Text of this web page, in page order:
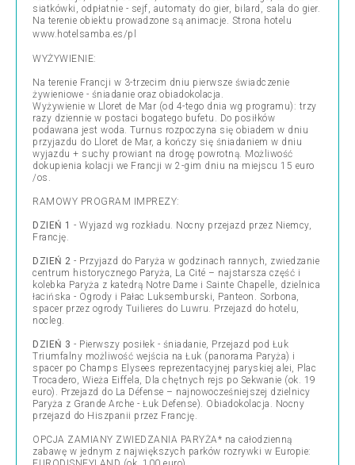
siatkówki, odpłatnie - sejf, automaty do gier, bilard, sala do gier.
Na terenie obiektu prowadzone są animacje. Strona hotelu
www.hotelsamba.es/pl
WYŻYWIENIE:
Na terenie Francji w 3-trzecim dniu pierwsze świadczenie
żywieniowe - śniadanie oraz obiadokolacja.
Wyżywienie w Lloret de Mar (od 4-tego dnia wg programu): trzy
razy dziennie w postaci bogatego bufetu. Do posiłków
podawana jest woda. Turnus rozpoczyna się obiadem w dniu
przyjazdu do Lloret de Mar, a kończy się śniadaniem w dniu
wyjazdu + suchy prowiant na drogę powrotną. Możliwość
dokupienia kolacji we Francji w 2-gim dniu na miejscu 15 euro
/os.
RAMOWY PROGRAM IMPREZY:
DZIEŃ 1 - Wyjazd wg rozkładu. Nocny przejazd przez Niemcy,
Francję.
DZIEŃ 2 - Przyjazd do Paryża w godzinach rannych, zwiedzanie
centrum historycznego Paryża, La Cité – najstarsza część i
kolebka Paryża z katedrą Notre Dame i Sainte Chapelle, dzielnica
łacińska - Ogrody i Pałac Luksemburski, Panteon. Sorbona,
spacer przez ogrody Tuilieres do Luwru. Przejazd do hotelu,
nocleg.
DZIEŃ 3 - Pierwszy posiłek - śniadanie, Przejazd pod Łuk
Triumfalny możliwość wejścia na Łuk (panorama Paryża) i
spacer po Champs Elysees reprezentacyjnej paryskiej alei, Plac
Trocadero, Wieża Eiffela, Dla chętnych rejs po Sekwanie (ok. 19
euro). Przejazd do La Défense – najnowocześniejszej dzielnicy
Paryża z Grande Arche - Łuk Defense). Obiadokolacja. Nocny
przejazd do Hiszpanii przez Francję.
OPCJA ZAMIANY ZWIEDZANIA PARYŻA* na całodzienną
zabawę w jednym z największych parków rozrywki w Europie: